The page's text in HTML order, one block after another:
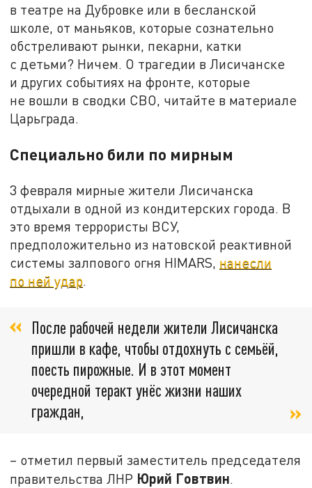
в театре на Дубровке или в бесланской
школе, от маньяков, которые сознательно
обстреливают рынки, пекарни, катки
с детьми? Ничем. О трагедии в Лисичанске
и других событиях на фронте, которые
не вошли в сводки СВО, читайте в материале
Царьграда.
Специально били по мирным
3 февраля мирные жители Лисичанска
отдыхали в одной из кондитерских города. В
это время террористы ВСУ,
предположительно из натовской реактивной
системы залпового огня HIMARS, нанесли
по ней удар.
После рабочей недели жители Лисичанска
пришли в кафе, чтобы отдохнуть с семьёй,
поесть пирожные. И в этот момент
очередной теракт унёс жизни наших
граждан,
– отметил первый заместитель председателя
правительства ЛНР Юрий Говтвин.